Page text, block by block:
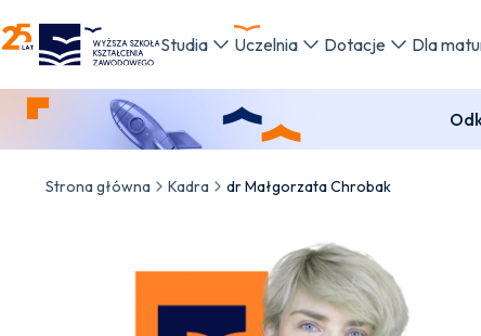
WSKZ - strona główna
Studia Uczelnia Dotacje Dla
Strona główna Kadra dr Małgorzata Chrobak